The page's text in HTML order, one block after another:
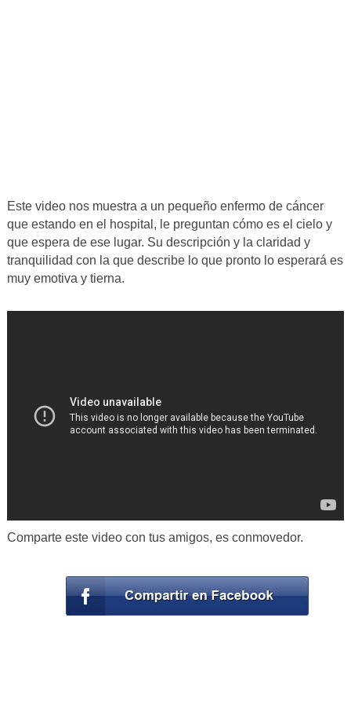
Este video nos muestra a un pequeño enfermo de cáncer
que estando en el hospital, le preguntan cómo es el cielo y
que espera de ese lugar. Su descripción y la claridad y
tranquilidad con la que describe lo que pronto lo esperará es
muy emotiva y tierna.
Comparte este video con tus amigos, es conmovedor.